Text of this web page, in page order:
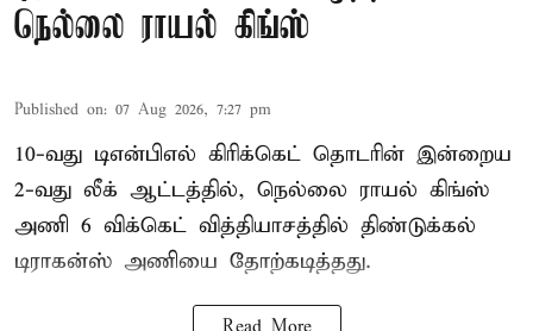
நெல்லை ராயல் கிங்ஸ்
Published on: 07 Aug 2026, 7:27 pm
10-வது டிஎன்பிஎல் கிரிக்கெட் தொடரின் இன்றைய
2-வது லீக் ஆட்டத்தில், நெல்லை ராயல் கிங்ஸ்
அணி 6 விக்கெட் வித்தியாசத்தில் திண்டுக்கல்
டிராகன்ஸ் அணியை தோற்கடித்தது.